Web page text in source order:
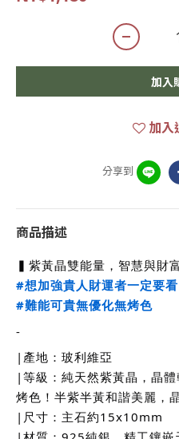
加入
加入
分享到
商品描述
▍紫黃晶雙能量，智慧與財
#想加強貴人財運者一定要看
#難能可貴無優化無烤色
-
|產地：玻利維亞
|等級：純天然紫黃晶，晶
烤色！半紫半黃和諧美麗，
|尺寸：主石約15x10mm